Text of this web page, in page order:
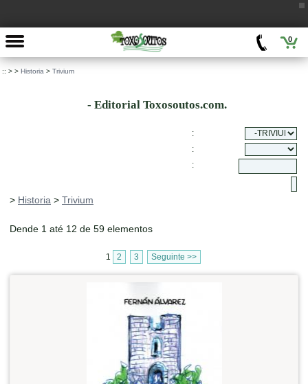
0
:: > > Historia > Trivium
- Editorial Toxosoutos.com.
:
:
:
> Historia > Trivium
Dende 1 até 12 de 59 elementos
1 2 3 Seguinte >>